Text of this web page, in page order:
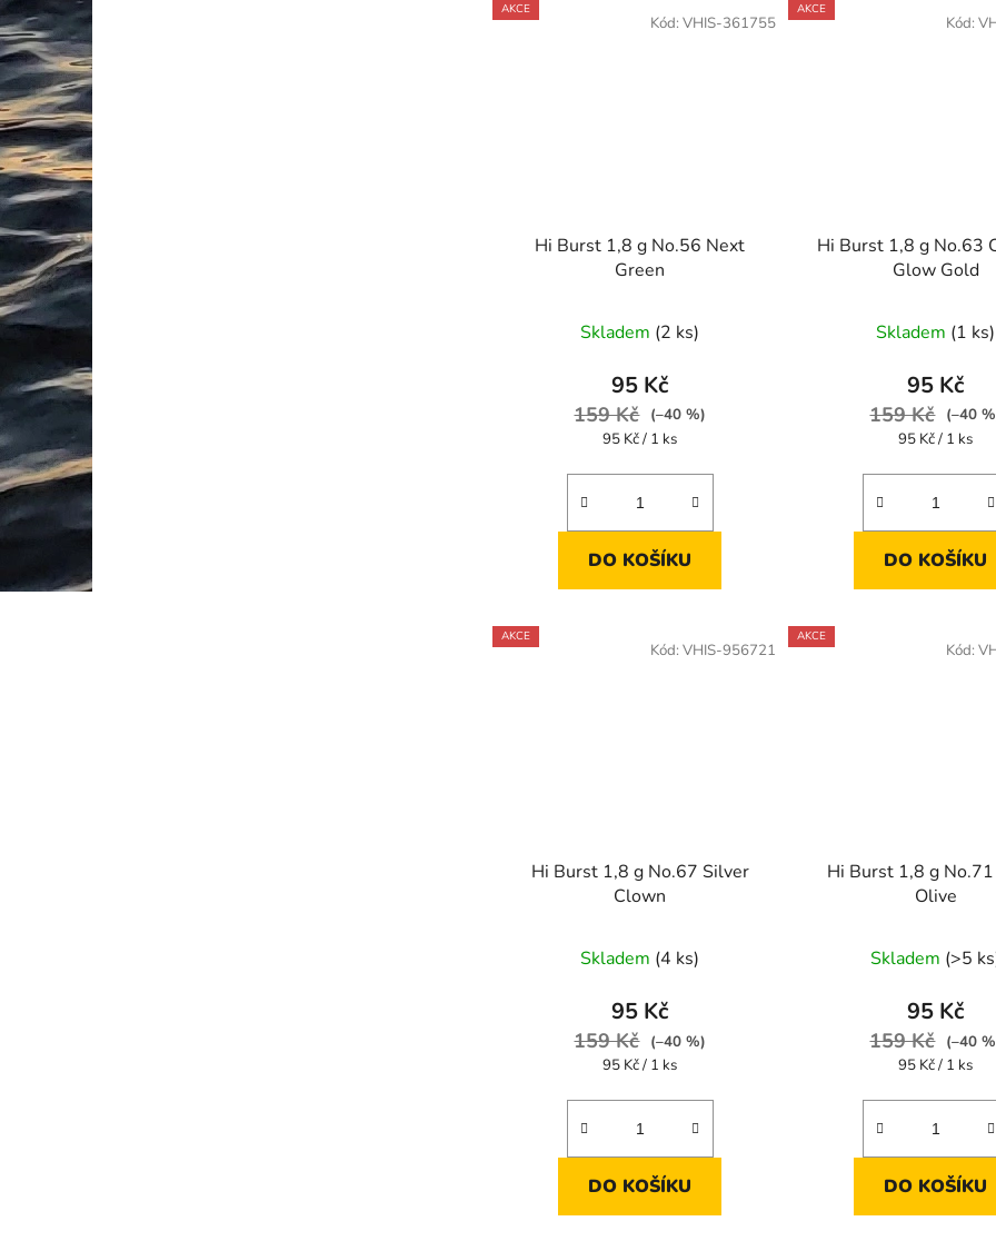
AKCE
Hi Burst 1,8 g No.56 Next
Green
Skladem (2 ks)
95 Kč
159 Kč (–40 %)
Měrná
95 Kč / 1 ks
DO KOŠÍKU
Kód: VHIS-361755
AKCE
Hi Burst 1,8 g No.63
Glow Gold
Skladem (1 ks)
95 Kč
159 Kč (–40
Měrná
95 Kč / 1 ks
DO KOŠÍKU
Kód:
AKCE
Hi Burst 1,8 g No.67 Silver
Clown
hodnocení
produktu
5,0
5
Skladem (4 ks)
95 Kč
159 Kč (–40 %)
Měrná
95 Kč / 1 ks
DO KOŠÍKU
Kód: VHIS-956721
AKCE
Hi Burst 1,8 g
Olive
Skladem (>5
95 Kč
159 Kč (–40
Měrná
95 Kč / 1 ks
DO KOŠÍKU
Kód: